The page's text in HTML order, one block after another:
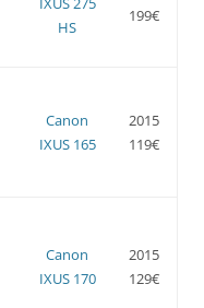
HS
199€
Canon
IXUS 165
2015
119€
Canon
IXUS 170
2015
129€